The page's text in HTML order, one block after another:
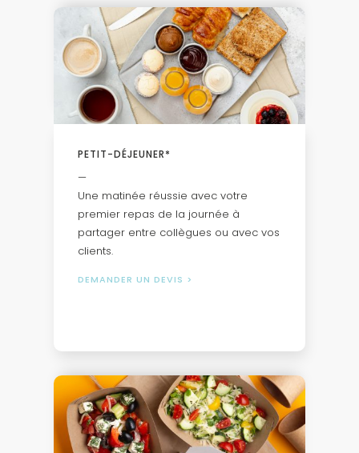
PETIT-DÉJEUNER*
—
Une matinée réussie avec votre
premier repas de la journée à
partager entre collègues ou avec vos
clients.
DEMANDER UN DEVIS >